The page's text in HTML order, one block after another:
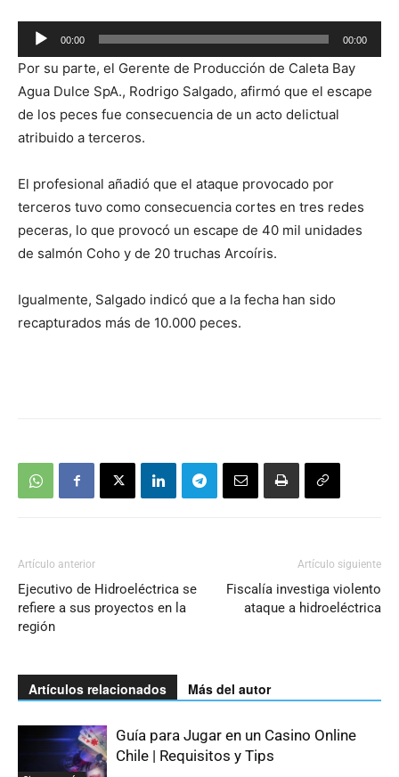
Reproductor
de
audio
00:00 00:00
Por su parte, el Gerente de Producción de Caleta Bay
Agua Dulce SpA., Rodrigo Salgado, afirmó que el escape
de los peces fue consecuencia de un acto delictual
atribuido a terceros.
El profesional añadió que el ataque provocado por
terceros tuvo como consecuencia cortes en tres redes
peceras, lo que provocó un escape de 40 mil unidades
de salmón Coho y de 20 truchas Arcoíris.
Igualmente, Salgado indicó que a la fecha han sido
recapturados más de 10.000 peces.
Artículo anterior
Ejecutivo de Hidroeléctrica se
refiere a sus proyectos en la
región
Artículo siguiente
Fiscalía investiga violento
ataque a hidroeléctrica
Artículos relacionados Más del autor
Guía para Jugar en un Casino Online
Chile | Requisitos y Tips